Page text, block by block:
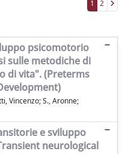
1 2
psicomotorio
sulle metodiche di
di vita". (Preterms
Vincenzo; S., Aronne;
e sviluppo
neurological